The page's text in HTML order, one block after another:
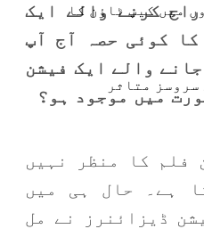
کرنے والے ایک
کا کوئی حصہ آج آپ
والے ایک فیشن
میں موجود ہو؟
فلم کا منظر نہیں
ہے۔ حال ہی میں
ڈیزائنرز نے مل
میں کیپ ٹاؤن کا
متاثر